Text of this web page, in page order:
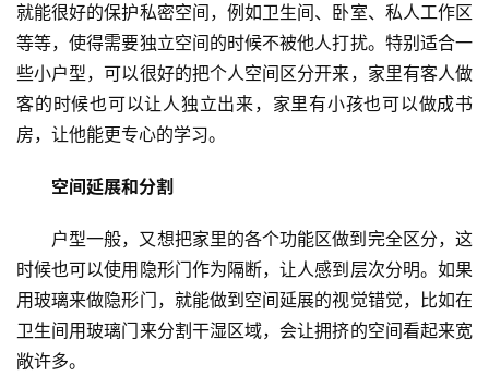
就能很好的保护私密空间，例如卫生间、卧室、私人工作区
等等，使得需要独立空间的时候不被他人打扰。特别适合一
些小户型，可以很好的把个人空间区分开来，家里有客人做
客的时候也可以让人独立出来，家里有小孩也可以做成书
房，让他能更专心的学习。
空间延展和分割
户型一般，又想把家里的各个功能区做到完全区分，这
时候也可以使用隐形门作为隔断，让人感到层次分明。如果
用玻璃来做隐形门，就能做到空间延展的视觉错觉，比如在
卫生间用玻璃门来分割干湿区域，会让拥挤的空间看起来宽
敞许多。